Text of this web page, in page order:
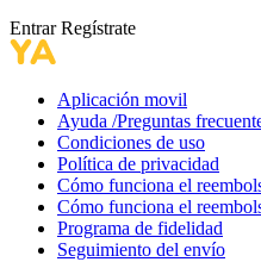
Entrar Regístrate
Aplicación movil
Ayuda /Preguntas
Condiciones de uso
Política de privacidad
Cómo funciona el
Cómo funciona el
Programa de fidelidad
Seguimiento del envío